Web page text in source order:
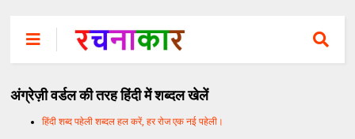
अंग्रेज़ी वर्डल की तरह हिंदी में शब्दल खेलें
हिंदी शब्द पहेली शब्दल हल करें, हर रोज एक नई पहेली।